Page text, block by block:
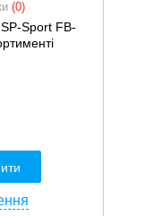
(0)
Sport FB-